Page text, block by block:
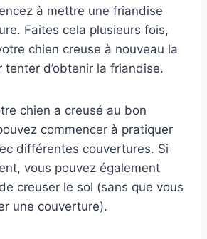
à mettre une friandise
Faites cela plusieurs fois,
chien creuse à nouveau la
tenter d’obtenir la friandise.
chien a creusé au bon
commencer à pratiquer
différentes couvertures. Si
vous pouvez également
creuser le sol (sans que vous
une couverture).